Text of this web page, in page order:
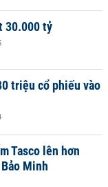
30.000 tỷ
triệu cổ phiếu vào
Tasco lên hơn
Minh